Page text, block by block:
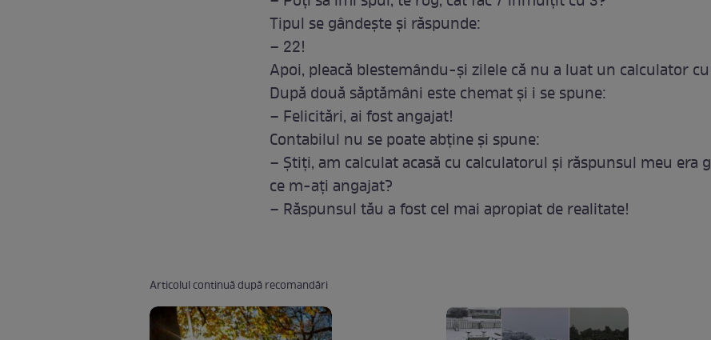
Tipul se gândeşte şi răspunde:
– 22!
Apoi, pleacă blestemându-şi zilele că nu a luat un calculator
După două săptămâni este chemat şi i se spune:
– Felicitări, ai fost angajat!
Contabilul nu se poate abţine şi spune:
– Ştiţi, am calculat acasă cu calculatorul şi răspunsul meu era
ce m-aţi angajat?
– Răspunsul tău a fost cel mai apropiat de realitate!
Articolul continuă după recomandări